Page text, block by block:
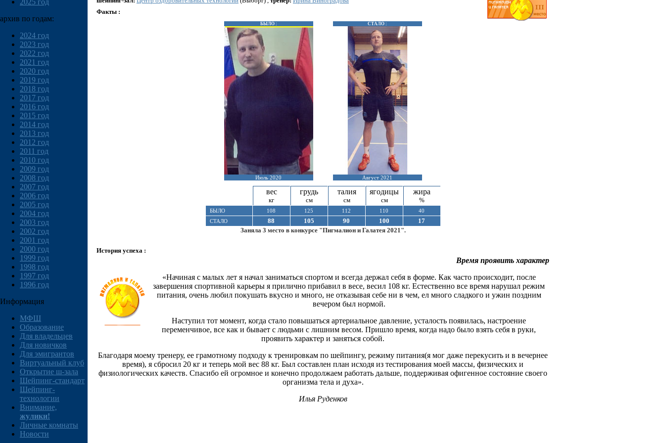
2025 год
архив по годам:
2024 год
2023 год
2022 год
2021 год
2020 год
2019 год
2018 год
2017 год
2016 год
2015 год
2014 год
2013 год
2012 год
2011 год
2010 год
2009 год
2008 год
2007 год
2006 год
2005 год
2004 год
2003 год
2002 год
2001 год
2000 год
1999 год
1998 год
1997 год
1996 год
Информация
МФШ
Образование
Для владельцев
Для новичков
Для эмигрантов
Виртуальный клуб
Открытие ш-зала
Шейпинг-стандарт
Шейпинг-
технологии
Внимание,
жулики!
Личные комнаты
Новости
Факты :
БЫЛО :
Июль 2020
СТАЛО :
Август 2021
вес
кг
грудь
см
талия
см
ягодицы
см
жира
%
БЫЛО 108 125 112 110
40
СТАЛО
88 105 90 100
17
Заняла 3 место в конкурсе "Пигмалион и Галатея 2021".
История успеха :
Время проявить характер
«Начиная с малых лет я начал заниматься спортом и всегда держал себя в форме. Как часто происходит, после
завершения спортивной карьеры я прилично прибавил в весе, весил 108 кг. Естественно все время нарушал режим
питания, очень любил покушать вкусно и много, не отказывая себе ни в чем, ел много сладкого и ужин поздним
вечером был нормой.
Наступил тот момент, когда стало повышаться артериальное давление, усталость появилась, настроение
переменчивое, все как и бывает с людьми с лишним весом. Пришло время, когда надо было взять себя в руки,
проявить характер и заняться собой.
Благодаря моему тренеру, ее грамотному подходу к тренировкам по шейпингу, режиму питания(я мог даже перекусить и в вечернее
время), я сбросил 20 кг и теперь мой вес 88 кг. Был составлен план исходя из тестирования моей массы, физических и
физиологических качеств. Спасибо ей огромное и конечно продолжаем работать дальше, поддерживая офигенное состояние своего
организма тела и духа».
Илья Руденков